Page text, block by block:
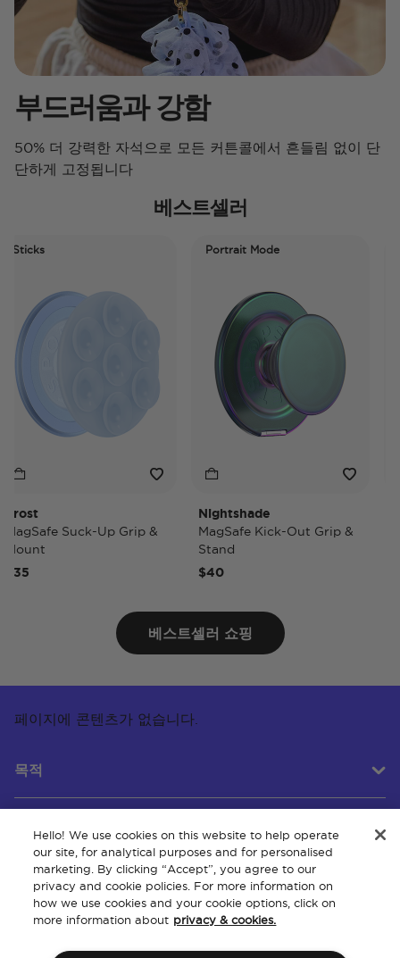
부드러움과 강함
50% 더 강력한 자석으로 모든 커튼콜에서 흔들림 없이 단
단하게 고정됩니다
베스트셀러
Suck-Up Grip &
Portrait Mode
Nightshade
MagSafe Kick-Out Grip &
Stand
$40
베스트셀러 쇼핑
페이지에 콘텐츠가 없습니다.
목적
고객 서비스
회사 소개
Hello! We use cookies on this website to help operate
our site, for analytical purposes and for personalised
marketing. By clicking “Accept”, you agree to our
privacy and cookie policies. For more information on
how we use cookies and your cookie options, click on
more information about privacy & cookies.